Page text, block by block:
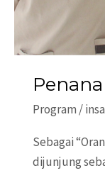
Program /
Sebagai
dijunjung